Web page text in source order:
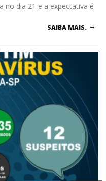
no dia 21 e a expectativa é
SAIBA MAIS.